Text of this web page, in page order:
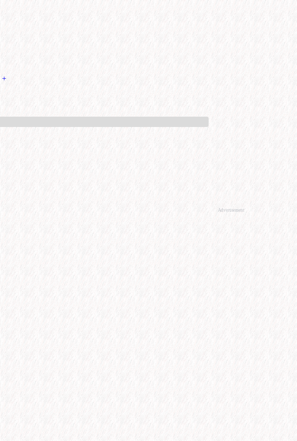
+
Advertisement